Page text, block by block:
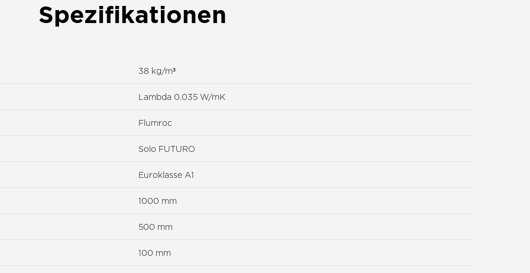
Spezifikationen
38 kg/m³
Lambda 0.035 W/mK
Flumroc
Solo FUTURO
Euroklasse A1
1000 mm
500 mm
100 mm